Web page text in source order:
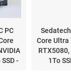
PC
-
Core Ultra
RTX5080,
1To